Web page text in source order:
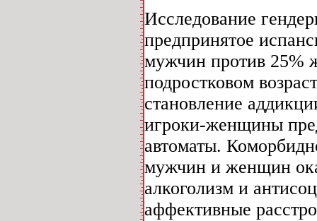
Исследование
предпринятое
мужчин против 25%
подростковом
становление
игроки-женщины
автоматы.
мужчин и женщин
алкоголизм и
аффективные